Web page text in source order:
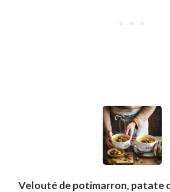
Velouté de potimarron, patate